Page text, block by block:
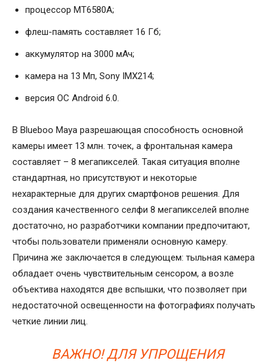
процессор MT6580A;
флеш-память составляет 16 Гб;
аккумулятор на 3000 мАч;
камера на 13 Мп, Sony IMX214;
версия ОС Android 6.0.
В Blueboo Maya разрешающая способность основной
камеры имеет 13 млн. точек, а фронтальная камера
составляет – 8 мегапикселей. Такая ситуация вполне
стандартная, но присутствуют и некоторые
нехарактерные для других смартфонов решения. Для
создания качественного селфи 8 мегапикселей вполне
достаточно, но разработчики компании предпочитают,
чтобы пользователи применяли основную камеру.
Причина же заключается в следующем: тыльная камера
обладает очень чувствительным сенсором, а возле
объектива находятся две вспышки, что позволяет при
недостаточной освещенности на фотографиях получать
четкие линии лиц.
ВАЖНО! ДЛЯ УПРОЩЕНИЯ